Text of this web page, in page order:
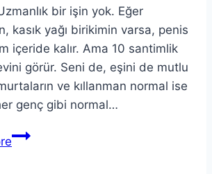
bir işin yok. Eğer
kasık yağı birikimin varsa, penis
içeride kalır. Ama 10 santimlik
görür. Seni de, eşini de mutlu
ve kıllanman normal ise
genç gibi normal…